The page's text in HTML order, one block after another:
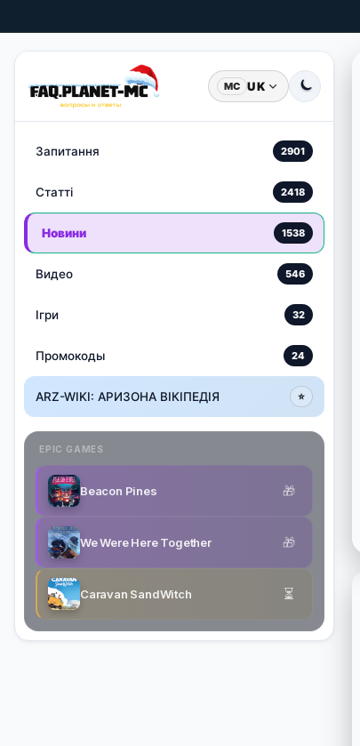
MC UK
Запитання 2901
Статті 2418
Новини 1538
Видео 546
Ігри 32
Промокоды 24
ARZ-WIKI: АРИЗОНА ВІКІПЕДІЯ ⭐
EPIC GAMES
Beacon Pines 🎁
We Were Here Together 🎁
Caravan SandWitch ⏳